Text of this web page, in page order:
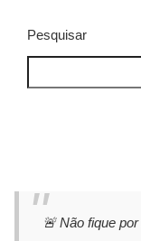
Pesquisar
🚨 Não fique